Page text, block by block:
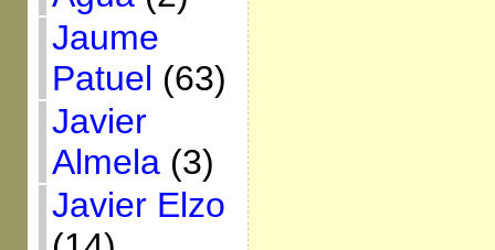
Jaume
Patuel (63)
Javier
Almela(3)
Javier Elzo